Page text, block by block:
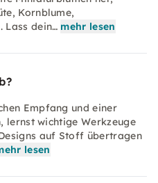
Kornblume,
Lass dein… mehr lesen
Empfang und einer
lernst wichtige Werkzeuge
auf Stoff übertragen
lesen